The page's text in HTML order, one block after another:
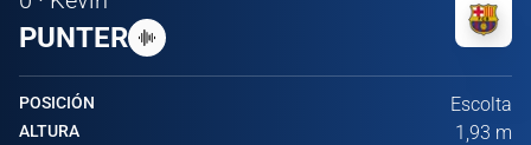
PUNTER
POSICIÓN Escolta
ALTURA 1,93 m